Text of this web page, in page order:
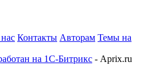
Контакты Авторам Темы на
на 1С-Битрикс - Aprix.ru